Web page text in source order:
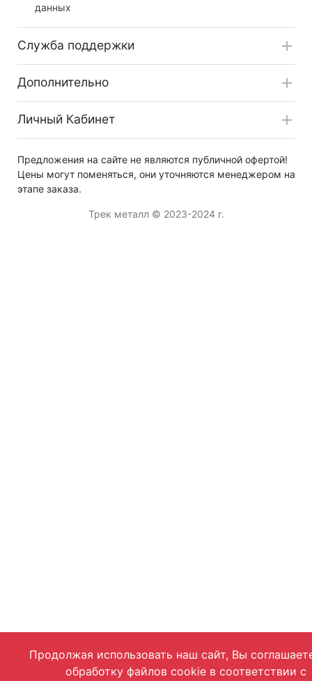
данных
Служба поддержки
Дополнительно
Личный Кабинет
Предложения на сайте не являются публичной офертой!
Цены могут поменяться, они уточняются менеджером на
этапе заказа.
Трек металл © 2023-2024 г.
Продолжая использовать наш сайт, Вы
обработку файлов cookie в соответствии с